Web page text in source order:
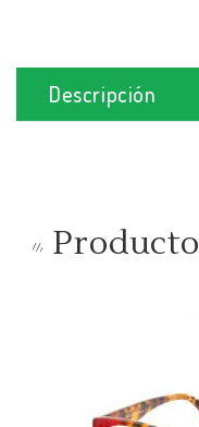
Descripción